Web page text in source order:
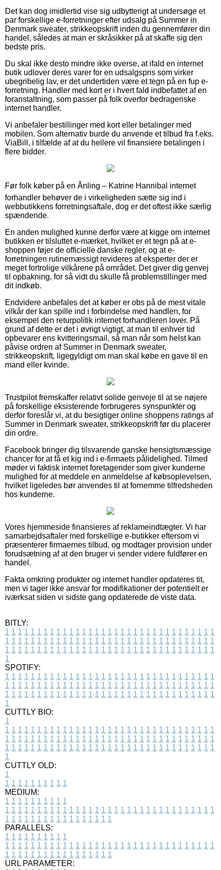
Det kan dog imidlertid vise sig udbytterigt at undersøge et
par forskellige e-forretninger efter udsalg på Summer in
Denmark sweater, strikkeopskrift inden du gennemfører din
handel, således at man er skråsikker på at skaffe sig den
bedste pris.
Du skal ikke desto mindre ikke overse, at ifald en internet
butik udlover deres varer for en udsalgspris som virker
ubegribelig lav, er det undertiden være et tegn på en fup e-
forretning. Handler med kort er i hvert fald indbefattet af en
foranstaltning, som passer på folk overfor bedrageriske
internet handler.
Vi anbefaler bestillinger med kort eller betalinger med
mobilen. Som alternativ burde du anvende et tilbud fra f.eks.
ViaBill, i tilfælde af at du hellere vil finansiere betalingen i
flere bidder.
Før folk køber på en Ãnling – Katrine Hannibal internet
forhandler behøver de i virkeligheden sætte sig ind i
webbutikkens forretningsaftale, dog er det oftest ikke særlig
spændende.
En anden mulighed kunne derfor være at kigge om internet
butikken er tilsluttet e-mærket, hvilket er et tegn på at e-
shoppen føjer de officielle danske regler, og at e-
forretningen rutinemæssigt revideres af eksperter der er
meget fortrolige vilkårene på området. Det giver dig genvej
til opbakning, for så vidt du skulle få problemstillinger med
dit indkøb.
Endvidere anbefales det at køber er obs på de mest vitale
vilkår der kan spille ind i forbindelse med handlen, for
eksempel den returpolitik internet forhandleren lover. På
grund af dette er det i øvrigt vigtigt, at man til enhver tid
opbevarer ens kvitteringsmail, så man når som helst kan
påvise ordren af Summer in Denmark sweater,
strikkeopskrift, ligegyldigt om man skal købe en gave til en
mand eller kvinde.
Trustpilot fremskaffer relativt solide genveje til at se nøjere
på forskellige eksisterende forbrugeres synspunkter og
derfor foreslår vi, at du besigtiger online shoppens ratings af
Summer in Denmark sweater, strikkeopskrift før du placerer
din ordre.
Facebook bringer dig tilsvarende ganske hensigtsmæssige
chancer for at få et kig ind i e-firmaets pålidelighed. Tilmed
møder vi faktisk internet foretagender som giver kunderne
mulighed for at meddele en anmeldelse af købsoplevelsen,
hvilket ligeledes bør anvendes til at fornemme tilfredsheden
hos kunderne.
Vores hjemmeside finansieres af reklameindtægter. Vi har
samarbejdsaftaler med forskellige e-butikker eftersom vi
præsenterer firmaernes tilbud, og modtager provision under
forudsætning af at den bruger vi sender videre fuldfører en
handel.
Fakta omkring produkter og internet handler opdateres tit,
men vi tager ikke ansvar for modifikationer der potentielt er
iværksat siden vi sidste gang opdaterede de viste data.
BITLY:
1 1 1 1 1 1 1 1 1 1 1 1 1 1 1 1 1 1 1 1 1 1 1 1 1 1 1 1 1 1 1 1 1
1 1 1 1 1 1 1 1 1 1 1 1 1 1 1 1 1 1 1 1 1 1 1 1 1 1 1 1 1 1 1 1 1
1 1 1 1 1 1 1 1 1 1 1 1 1 1 1 1 1 1 1 1 1 1 1 1 1 1 1 1 1 1 1 1 1
1
SPOTIFY:
1 1 1 1 1 1 1 1 1 1 1 1 1 1 1 1 1 1 1 1 1 1 1 1 1 1 1 1 1 1 1 1 1
1 1 1 1 1 1 1 1 1 1 1 1 1 1 1 1 1 1 1 1 1 1 1 1 1 1 1 1 1 1 1 1 1
1 1 1 1 1 1 1 1 1 1 1 1 1 1 1 1 1 1 1 1 1 1 1 1 1 1 1 1 1 1 1 1 1
1
CUTTLY BIO:
1
1 1 1 1 1 1 1 1 1 1 1 1 1 1 1 1 1 1 1 1 1 1 1 1 1 1 1 1 1 1 1 1 1
1 1 1 1 1 1 1 1 1 1 1 1 1 1 1 1 1 1 1 1 1 1 1 1 1 1 1 1 1 1 1 1 1
1 1 1 1 1 1 1 1 1 1 1 1 1 1 1 1 1 1 1 1 1 1 1 1 1 1 1 1 1 1 1 1 1
1
CUTTLY OLD:
1
1 1 1 1 1 1 1 1 1 1
MEDIUM:
1 1 1 1 1 1 1 1 1 1
1 1 1 1 1 1 1 1 1 1 1 1 1 1 1 1 1 1 1 1 1 1 1 1 1 1 1 1 1 1 1 1 1
1 1 1 1 1 1 1 1 1 1 1 1 1 1 1 1 1
PARALLELS:
1 1 1 1 1 1 1 1 1 1
1 1 1 1 1 1 1 1 1 1 1 1 1 1 1 1 1 1 1 1 1 1 1 1 1 1 1 1 1 1 1 1 1
1 1 1 1 1 1 1 1 1 1 1 1 1 1 1 1 1
URL PARAMETER: